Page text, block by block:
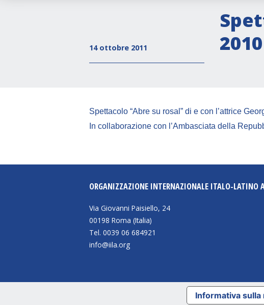
14 ottobre 2011
2010
Spettacolo “Abre su rosal” di e con l’attrice
In collaborazione con l’Ambasciata della
ORGANIZZAZIONE INTERNAZIONALE ITALO-LATINO
Via Giovanni Paisiello, 24
00198 Roma (Italia)
Tel. 0039 06 684921
info@iila.org
Informativa sulla